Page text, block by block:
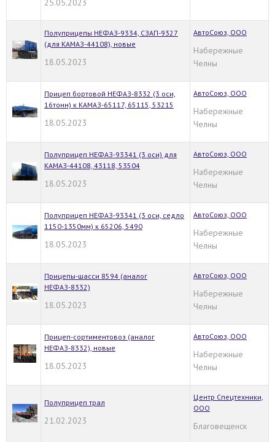
Полуприцепы НЕФАЗ-9334, СЗАП-9327
(для КАМАЗ-44108), новые
18.05.2023
АвтоСоюз, ООО
Набережные
Челны
Прицеп бортовой НЕФАЗ-8332 (3 оси,
16тонн) к КАМАЗ-65117, 65115, 53215
18.05.2023
АвтоСоюз, ООО
Набережные
Челны
Полуприцеп НЕФАЗ-93341 (3 оси) для
КАМАЗ-44108, 43118, 53504
18.05.2023
АвтоСоюз, ООО
Набережные
Челны
Полуприцеп НЕФАЗ-93341 (3 оси, седло
1150-1350мм) к 65206, 5490
18.05.2023
АвтоСоюз, ООО
Набережные
Челны
Прицепы-шасси 8594 (аналог
НЕФАЗ-8332)
18.05.2023
АвтоСоюз, ООО
Набережные
Челны
Прицеп-сортиментовоз (аналог
НЕФАЗ-8332), новые
18.05.2023
АвтоСоюз, ООО
Набережные
Челны
Полуприцеп трал
21.02.2023
Центр Спецтехники,
ООО
Благовещенск